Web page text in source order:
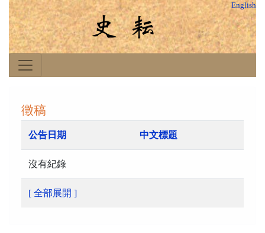
English
徵稿
公告日期 中文標題
沒有紀錄
[ 全部展開 ]